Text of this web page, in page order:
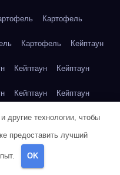
Картофель
Картофель Кейптаун
Кейптаун Кейптаун
Кейптаун Кейптаун
Кейптаун Кейптаун
Кейптаун
Клубника
другие технологии, чтобы
предоставить лучший
OK